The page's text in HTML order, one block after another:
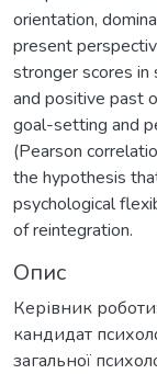
orientation,
present
stronger scores in
and positive past
goal-setting and
(Pearson
the hypothesis
psychological
of reintegration.
Опис
Керівник
кандидат
загальної